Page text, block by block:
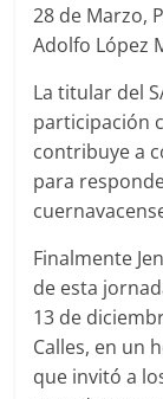
28 de Marzo,
Adolfo López
La titular del
participación
contribuye a
para
Finalmente
de esta
13 de
Calles, en un
que invitó a